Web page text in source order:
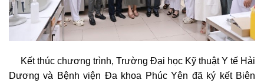
Kết thúc chương trình, Trường Đại học Kỹ thuật Y tế Hải
Dương và Bệnh viện Đa khoa Phúc Yên đã ký kết Biên